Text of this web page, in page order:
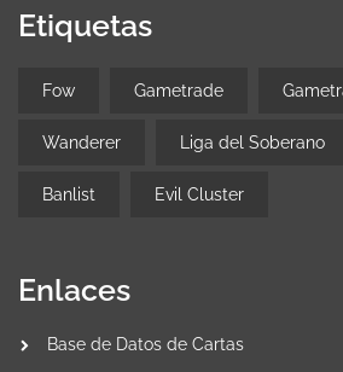
Etiquetas
Fow Gametrade
Wanderer Liga del Soberano
Banlist Evil Cluster
Enlaces
Base de Datos de Cartas